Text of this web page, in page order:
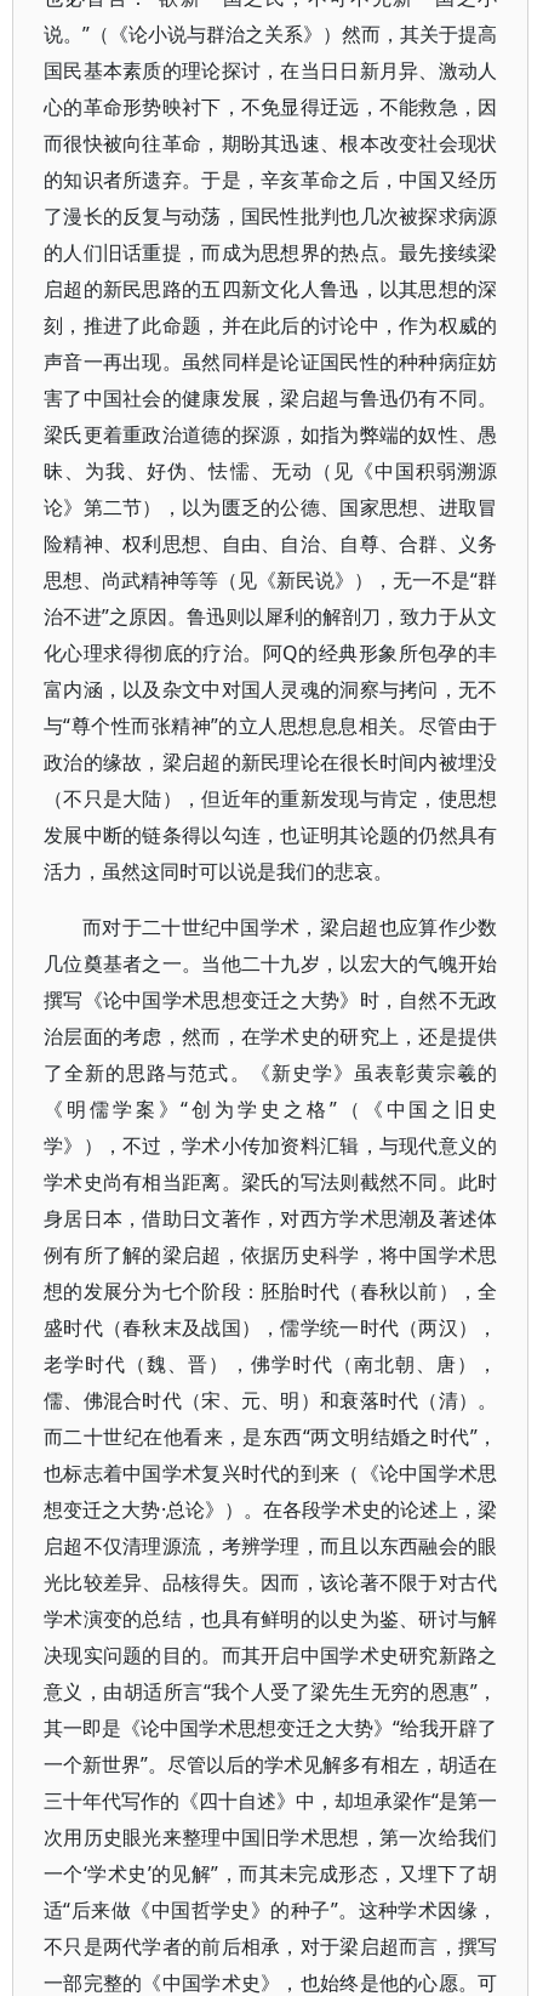
说。”（《论小说与群治之关系》）然而，其关于提高
国民基本素质的理论探讨，在当日日新月异、激动人
心的革命形势映衬下，不免显得迂远，不能救急，因
而很快被向往革命，期盼其迅速、根本改变社会现状
的知识者所遗弃。于是，辛亥革命之后，中国又经历
了漫长的反复与动荡，国民性批判也几次被探求病源
的人们旧话重提，而成为思想界的热点。最先接续梁
启超的新民思路的五四新文化人鲁迅，以其思想的深
刻，推进了此命题，并在此后的讨论中，作为权威的
声音一再出现。虽然同样是论证国民性的种种病症妨
害了中国社会的健康发展，梁启超与鲁迅仍有不同。
梁氏更着重政治道德的探源，如指为弊端的奴性、愚
昧、为我、好伪、怯懦、无动（见《中国积弱溯源
论》第二节），以为匮乏的公德、国家思想、进取冒
险精神、权利思想、自由、自治、自尊、合群、义务
思想、尚武精神等等（见《新民说》），无一不是“群
治不进”之原因。鲁迅则以犀利的解剖刀，致力于从文
化心理求得彻底的疗治。阿Q的经典形象所包孕的丰
富内涵，以及杂文中对国人灵魂的洞察与拷问，无不
与“尊个性而张精神”的立人思想息息相关。尽管由于
政治的缘故，梁启超的新民理论在很长时间内被埋没
（不只是大陆），但近年的重新发现与肯定，使思想
发展中断的链条得以勾连，也证明其论题的仍然具有
活力，虽然这同时可以说是我们的悲哀。
而对于二十世纪中国学术，梁启超也应算作少数
几位奠基者之一。当他二十九岁，以宏大的气魄开始
撰写《论中国学术思想变迁之大势》时，自然不无政
治层面的考虑，然而，在学术史的研究上，还是提供
了全新的思路与范式。《新史学》虽表彰黄宗羲的
《明儒学案》“创为学史之格”（《中国之旧史
学》），不过，学术小传加资料汇辑，与现代意义的
学术史尚有相当距离。梁氏的写法则截然不同。此时
身居日本，借助日文著作，对西方学术思潮及著述体
例有所了解的梁启超，依据历史科学，将中国学术思
想的发展分为七个阶段：胚胎时代（春秋以前），全
盛时代（春秋末及战国），儒学统一时代（两汉），
老学时代（魏、晋），佛学时代（南北朝、唐），
儒、佛混合时代（宋、元、明）和衰落时代（清）。
而二十世纪在他看来，是东西“两文明结婚之时代”，
也标志着中国学术复兴时代的到来（《论中国学术思
想变迁之大势·总论》）。在各段学术史的论述上，梁
启超不仅清理源流，考辨学理，而且以东西融会的眼
光比较差异、品核得失。因而，该论著不限于对古代
学术演变的总结，也具有鲜明的以史为鉴、研讨与解
决现实问题的目的。而其开启中国学术史研究新路之
意义，由胡适所言“我个人受了梁先生无穷的恩惠”，
其一即是《论中国学术思想变迁之大势》“给我开辟了
一个新世界”。尽管以后的学术见解多有相左，胡适在
三十年代写作的《四十自述》中，却坦承梁作“是第一
次用历史眼光来整理中国旧学术思想，第一次给我们
一个‘学术史’的见解”，而其未完成形态，又埋下了胡
适“后来做《中国哲学史》的种子”。这种学术因缘，
不只是两代学者的前后相承，对于梁启超而言，撰写
一部完整的《中国学术史》，也始终是他的心愿。可